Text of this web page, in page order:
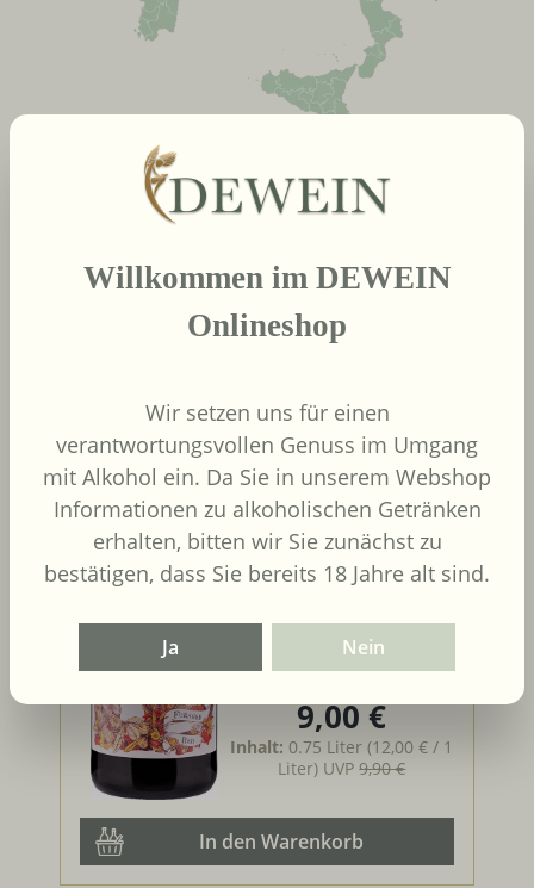
Produktgalerie überspringen
neue Produkte
2022
African Pride Wines
Shiraz / Grenache
African Pride Wines
Südafrika
Regulärer Preis:
9,00 €
Inhalt: 0.75 Liter(12,00 € / 1
Liter) UVP9,90 €
In den Warenkorb
Willkommen im DEWEIN
Onlineshop
Wir setzen uns für einen
verantwortungsvollen Genuss im Umgang
mit Alkohol ein. Da Sie in unserem Webshop
Informationen zu alkoholischen Getränken
erhalten, bitten wir Sie zunächst zu
bestätigen, dass Sie bereits 18 Jahre alt sind.
Ja Nein